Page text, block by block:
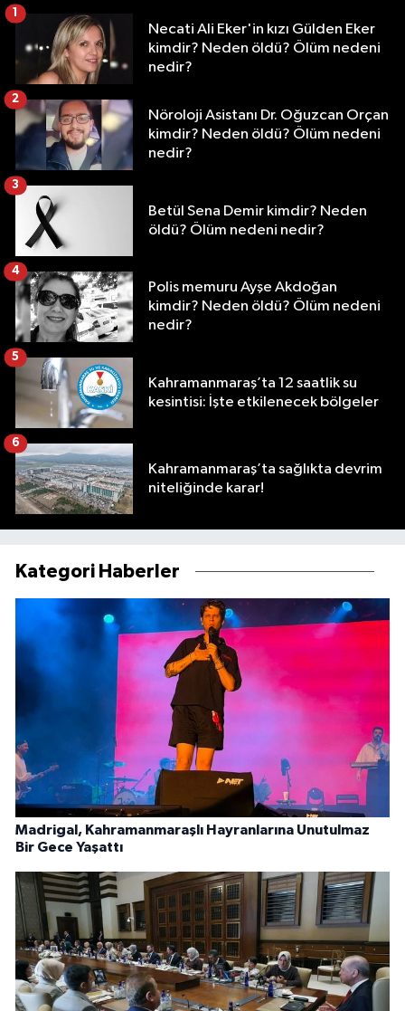
Necati Ali Eker'in kızı Gülden Eker
kimdir? Neden öldü? Ölüm nedeni
nedir?
1
Nöroloji Asistanı Dr. Oğuzcan Orçan
kimdir? Neden öldü? Ölüm nedeni
nedir?
2
Betül Sena Demir kimdir? Neden
öldü? Ölüm nedeni nedir?
3
Polis memuru Ayşe Akdoğan
kimdir? Neden öldü? Ölüm nedeni
nedir?
4
Kahramanmaraş’ta 12 saatlik su
kesintisi: İşte etkilenecek bölgeler
5
Kahramanmaraş’ta sağlıkta devrim
niteliğinde karar!
6
Kategori Haberler
Madrigal, Kahramanmaraşlı Hayranlarına Unutulmaz
Bir Gece Yaşattı